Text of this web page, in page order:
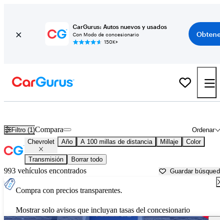
CarGurus: Autos nuevos y usados
Con Modo de concesionario
150K+
Filtro (1) Ordenar
Compara
Chevrolet Año A 100 millas de distancia Millaje Color
Transmisión Borrar todo
993 vehículos encontrados Guardar
Compra con precios transparentes.
Mostrar solo avisos que incluyan tasas del concesionario